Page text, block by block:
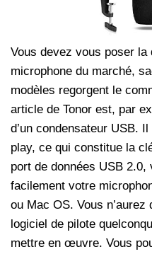
Vous devez vous poser
microphone du marché,
modèles regorgent le
article de Tonor est, par
d’un condensateur USB.
play, ce qui constitue la
port de données USB
facilement votre
ou Mac OS. Vous
logiciel de pilote
mettre en œuvre. Vous